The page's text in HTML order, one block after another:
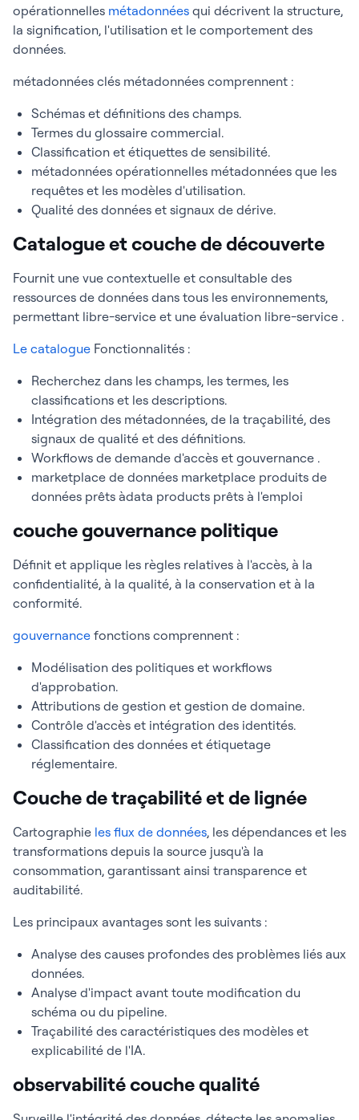
opérationnelles métadonnées qui décrivent la structure,
la signification, l'utilisation et le comportement des
données.
métadonnées clés métadonnées comprennent :
Schémas et définitions des champs.
Termes du glossaire commercial.
Classification et étiquettes de sensibilité.
métadonnées opérationnelles métadonnées que les
requêtes et les modèles d'utilisation.
Qualité des données et signaux de dérive.
Catalogue et couche de découverte
Fournit une vue contextuelle et consultable des
ressources de données dans tous les environnements,
permettant libre-service et une évaluation libre-service .
Le catalogue Fonctionnalités :
Recherchez dans les champs, les termes, les
classifications et les descriptions.
Intégration des métadonnées, de la traçabilité, des
signaux de qualité et des définitions.
Workflows de demande d'accès et gouvernance .
marketplace de données marketplace produits de
données prêts àdata products prêts à l'emploi
couche gouvernance politique
Définit et applique les règles relatives à l'accès, à la
confidentialité, à la qualité, à la conservation et à la
conformité.
gouvernance fonctions comprennent :
Modélisation des politiques et workflows
d'approbation.
Attributions de gestion et gestion de domaine.
Contrôle d'accès et intégration des identités.
Classification des données et étiquetage
réglementaire.
Couche de traçabilité et de lignée
Cartographie les flux de données, les dépendances et les
transformations depuis la source jusqu'à la
consommation, garantissant ainsi transparence et
auditabilité.
Les principaux avantages sont les suivants :
Analyse des causes profondes des problèmes liés aux
données.
Analyse d'impact avant toute modification du
schéma ou du pipeline.
Traçabilité des caractéristiques des modèles et
explicabilité de l'IA.
observabilité couche qualité